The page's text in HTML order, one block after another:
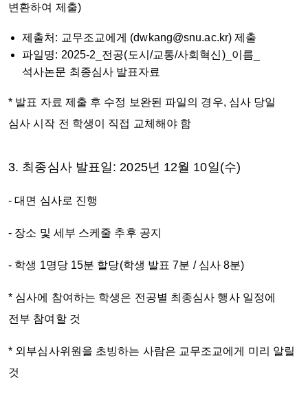
변환하여 제출)
제출처: 교무조교에게 (dwkang@snu.ac.kr) 제출
파일명: 2025-2_전공(도시/교통/사회혁신)_이름_
석사논문 최종심사 발표자료
* 발표 자료 제출 후 수정 보완된 파일의 경우, 심사 당일
심사 시작 전 학생이 직접 교체해야 함
3. 최종심사 발표일: 2025년 12월 10일(수)
- 대면 심사로 진행
- 장소 및 세부 스케줄 추후 공지
- 학생 1명당 15분 할당(학생 발표 7분 / 심사 8분)
* 심사에 참여하는 학생은 전공별 최종심사 행사 일정에
전부 참여할 것
* 외부심사위원을 초빙하는 사람은 교무조교에게 미리 알릴
것